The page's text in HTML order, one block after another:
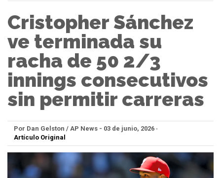
Cristopher Sánchez
ve terminada su
racha de 50 2/3
innings consecutivos
sin permitir carreras
Por Dan Gelston / AP News - 03 de junio, 2026 -
Artículo Original